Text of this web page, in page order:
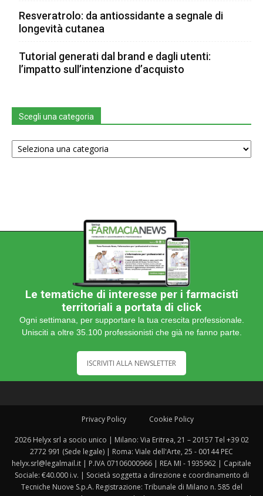
Resveratrolo: da antiossidante a segnale di
longevità cutanea
Tutorial generati dal brand e dagli utenti:
l’impatto sull’intenzione d’acquisto
Scegli una categoria
Scegli
una
Le tematiche di interesse per i farmacisti
territoriali a portata di click
Ogni settimana, per supportare la tua crescita professionale.
Unisciti a oltre 35.100 professionisti che già ne fanno parte.
ISCRIVITI ALLA NEWSLETTER
Privacy Policy Cookie Policy
2026 Helyx srl a socio unico | Milano: Via Eritrea, 21 – 20157 Tel +39 02
2772 991 (Sede legale) | Roma: Viale dell'Arte, 25 - 00144 PEC
helyx.srl@legalmail.it | P.IVA 07106000966 | REA MI - 1935962 | Capitale
Sociale: €40.000 i.v. | Società soggetta a direzione e coordinamento di
Tecniche Nuove S.p.A. Registrazione: Tribunale di Milano n. 585 del